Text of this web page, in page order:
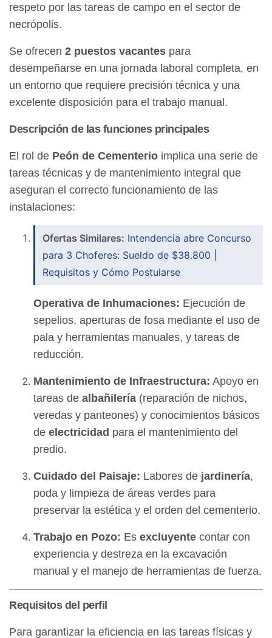
respeto por las tareas de campo en el sector de
necrópolis.
Se ofrecen 2 puestos vacantes para
desempeñarse en una jornada laboral completa, en
un entorno que requiere precisión técnica y una
excelente disposición para el trabajo manual.
Descripción de las funciones principales
El rol de Peón de Cementerio implica una serie de
tareas técnicas y de mantenimiento integral que
aseguran el correcto funcionamiento de las
instalaciones:
Ofertas Similares: Intendencia abre Concurso
para 3 Choferes: Sueldo de $38.800 |
Requisitos y Cómo Postularse
Operativa de Inhumaciones: Ejecución de
sepelios, aperturas de fosa mediante el uso de
pala y herramientas manuales, y tareas de
reducción.
Mantenimiento de Infraestructura: Apoyo en
tareas de albañilería (reparación de nichos,
veredas y panteones) y conocimientos básicos
de electricidad para el mantenimiento del
predio.
Cuidado del Paisaje: Labores de jardinería,
poda y limpieza de áreas verdes para
preservar la estética y el orden del cementerio.
Trabajo en Pozo: Es excluyente contar con
experiencia y destreza en la excavación
manual y el manejo de herramientas de fuerza.
Requisitos del perfil
Para garantizar la eficiencia en las tareas físicas y